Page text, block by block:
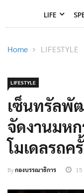
LIFE
Home LIFESTYLE
LIFESTYLE
เซ็นทรัลพั
จัดงานมห
โมเดลรถค
Byกองบรรณาธิการ 15